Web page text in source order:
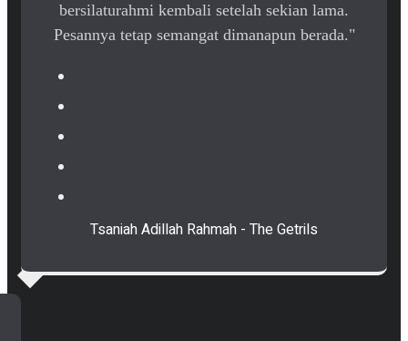
bersilaturahmi kembali setelah sekian lama.
Pesannya tetap semangat dimanapun berada."
Tsaniah Adillah Rahmah - The Getrils